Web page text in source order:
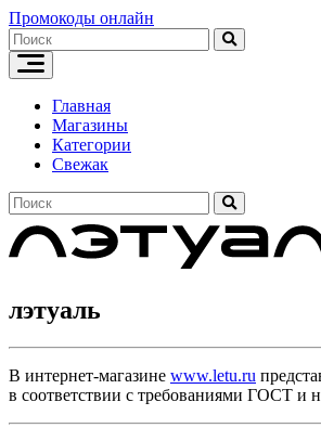
Skip
to
content
Промокоды онлайн
Главная
Магазины
Категории
Свежак
лэтуаль
В интернет-магазине www.letu.ru
в соответствии с требованиями ГОСТ и